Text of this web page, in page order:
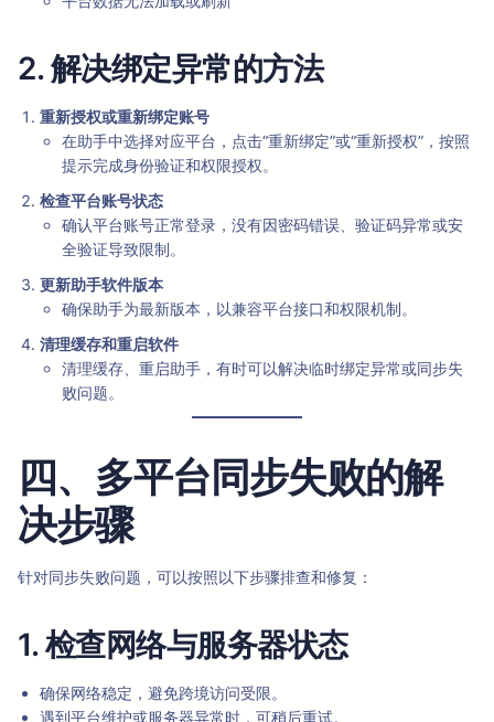
2. 解决绑定异常的方法
重新授权或重新绑定账号
在助手中选择对应平台，点击“重新绑定”或“重新授权”，按照
提示完成身份验证和权限授权。
检查平台账号状态
确认平台账号正常登录，没有因密码错误、验证码异常或安
全验证导致限制。
更新助手软件版本
确保助手为最新版本，以兼容平台接口和权限机制。
清理缓存和重启软件
清理缓存、重启助手，有时可以解决临时绑定异常或同步失
败问题。
四、多平台同步失败的解
决步骤
针对同步失败问题，可以按照以下步骤排查和修复：
1. 检查网络与服务器状态
确保网络稳定，避免跨境访问受限。
遇到平台维护或服务器异常时，可稍后重试。